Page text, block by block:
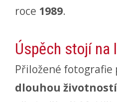
roce 1989.
Úspěch stojí na
Přiložené fotografie
dlouhou životností